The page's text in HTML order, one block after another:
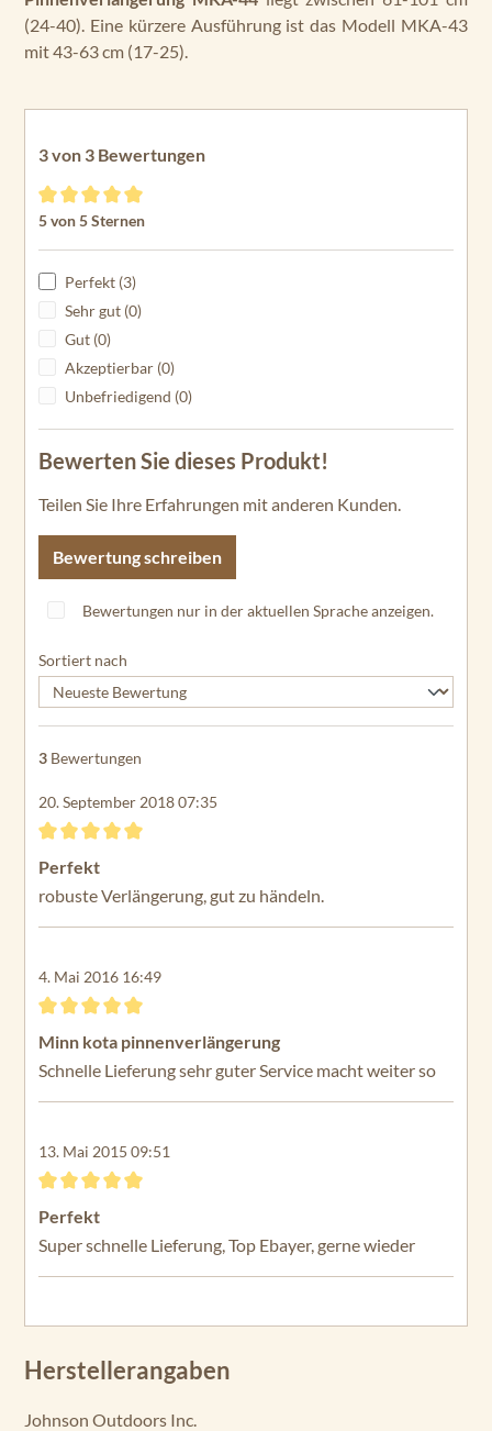
(24-40). Eine kürzere Ausführung ist das Modell MKA-43
mit 43-63 cm (17-25).
3 von 3 Bewertungen
Durchschnittliche Bewertung von 5 von 5 Sternen
5 von 5 Sternen
Perfekt (3)
Sehr gut (0)
Gut (0)
Akzeptierbar (0)
Unbefriedigend (0)
Bewerten Sie dieses Produkt!
Teilen Sie Ihre Erfahrungen mit anderen Kunden.
Bewertung schreiben
Bewertungen nur in der aktuellen Sprache anzeigen.
Sortiert nach
3 Bewertungen
20. September 2018 07:35
Bewertung mit 5 von 5 Sternen
Perfekt
robuste Verlängerung, gut zu händeln.
4. Mai 2016 16:49
Bewertung mit 5 von 5 Sternen
Minn kota pinnenverlängerung
Schnelle Lieferung sehr guter Service macht weiter so
13. Mai 2015 09:51
Bewertung mit 5 von 5 Sternen
Perfekt
Super schnelle Lieferung, Top Ebayer, gerne wieder
Herstellerangaben
Johnson Outdoors Inc.